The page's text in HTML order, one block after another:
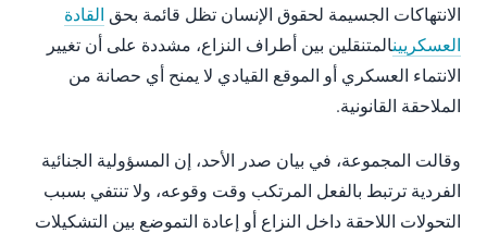
الانتهاكات الجسيمة لحقوق الإنسان تظل قائمة بحق القادة
العسكريينالمتنقلين بين أطراف النزاع، مشددة على أن تغيير
الانتماء العسكري أو الموقع القيادي لا يمنح أي حصانة من
الملاحقة القانونية.
وقالت المجموعة، في بيان صدر الأحد، إن المسؤولية الجنائية
الفردية ترتبط بالفعل المرتكب وقت وقوعه، ولا تنتفي بسبب
التحولات اللاحقة داخل النزاع أو إعادة التموضع بين التشكيلات